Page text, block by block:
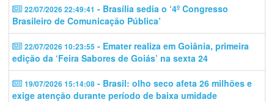
22/07/2026 22:49:41 - Brasília sedia o ‘4º Congresso
Brasileiro de Comunicação Pública’
22/07/2026 10:23:55 - Emater realiza em Goiânia, primeira
edição da ‘Feira Sabores de Goiás’ na sexta 24
19/07/2026 15:14:08 - Brasil: olho seco afeta 26 milhões e
exige atenção durante período de baixa umidade